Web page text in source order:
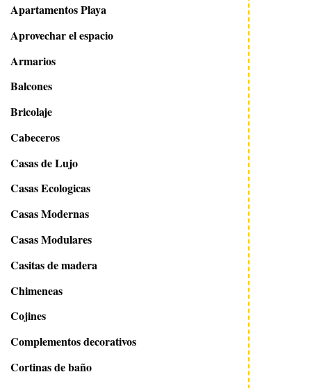
Apartamentos Playa
Aprovechar el espacio
Armarios
Balcones
Bricolaje
Cabeceros
Casas de Lujo
Casas Ecologicas
Casas Modernas
Casas Modulares
Casitas de madera
Chimeneas
Cojines
Complementos decorativos
Cortinas de baño